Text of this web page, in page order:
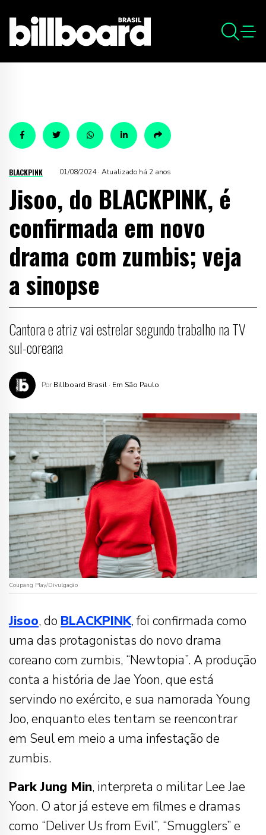
BLACKPINK 01/08/2024 · Atualizado há 2 anos
Jisoo, do BLACKPINK, é
confirmada em novo
drama com zumbis; veja
a sinopse
Cantora e atriz vai estrelar segundo trabalho na TV
sul-coreana
Por Billboard Brasil · Em São Paulo
Coupang Play/Divulgação
Jisoo, do BLACKPINK, foi confirmada como
uma das protagonistas do novo drama
coreano com zumbis, “Newtopia”. A produção
conta a história de Jae Yoon, que está
servindo no exército, e sua namorada Young
Joo, enquanto eles tentam se reencontrar
em Seul em meio a uma infestação de
zumbis.
Park Jung Min, interpreta o militar Lee Jae
Yoon. O ator já esteve em filmes e dramas
como “Deliver Us from Evil”, “Smugglers” e